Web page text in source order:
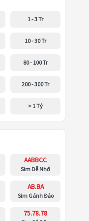
1 - 3 Tr
10 - 30 Tr
80 - 100 Tr
200 - 300 Tr
> 1 Tỷ
AABBCC
Sim Dễ Nhớ
AB.BA
Sim Gánh Đảo
75.78.78